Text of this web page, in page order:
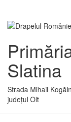
Slatina
Strada Mihail
județul Olt